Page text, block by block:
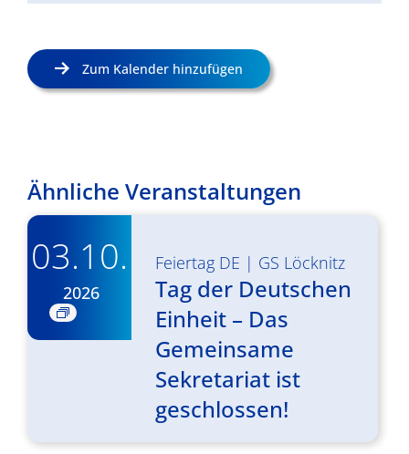
Zum Kalender hinzufügen
Ähnliche Veranstaltungen
03.10.
2026
Feiertag DE | GS Löcknitz
Tag der Deutschen
Einheit – Das
Gemeinsame
Sekretariat ist
geschlossen!